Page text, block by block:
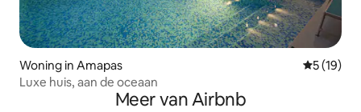
Woning in Amapas
5 (19)
Luxe huis, aan de oceaan
Meer van Airbnb